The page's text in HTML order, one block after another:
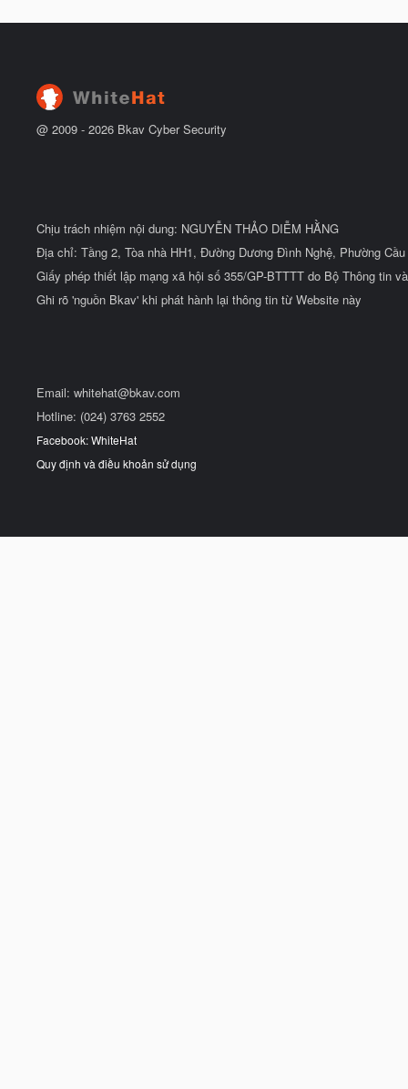
@ 2009 - 2026 Bkav Cyber Security
Chịu trách nhiệm nội dung: NGUYỄN THẢO DIỄM HẰNG
Địa chỉ: Tầng 2, Tòa nhà HH1, Đường Dương Đình Nghệ, Phường
Giấy phép thiết lập mạng xã hội số 355/GP-BTTTT do Bộ Thông tin
Ghi rõ 'nguồn Bkav' khi phát hành lại thông tin từ Website này
Email: whitehat@bkav.com
Hotline: (024) 3763 2552
Facebook: WhiteHat
Quy định và điều khoản sử dụng